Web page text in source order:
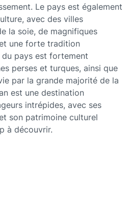
Le pays est également
avec des villes
la soie, de magnifiques
une forte tradition
pays est fortement
perses et turques, ainsi que
par la grande majorité de la
est une destination
intrépides, avec ses
son patrimoine culturel
à découvrir.